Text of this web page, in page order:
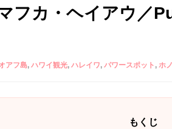
フカ・ヘイアウ／
アフ島 ハワイ観光 ハレイワ パワースポット ホ
もくじ